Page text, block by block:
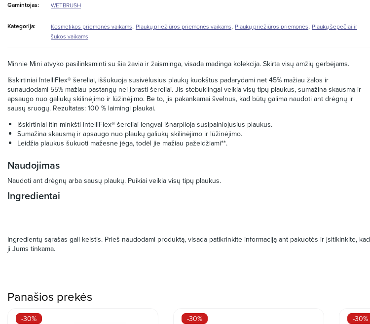
Gamintojas: WETBRUSH
Kategorija: Kosmetikos priemonės vaikams, Plaukų priežiūros priemonės vaikams, Plaukų priežiūros priemonės, Plaukų šepečiai ir
šukos vaikams
Minnie Mini atvyko pasilinksminti su šia žavia ir žaisminga, visada madinga kolekcija. Skirta visų amžių gerbėjams.
Išskirtiniai IntelliFlex® šereliai, iššukuoja susivėlusius plaukų kuokštus padarydami net 45% mažiau žalos ir
sunaudodami 55% mažiau pastangų nei įprasti šereliai. Jis stebuklingai veikia visų tipų plaukus, sumažina skausmą ir
apsaugo nuo galiukų skilinėjimo ir lūžinėjimo. Be to, jis pakankamai švelnus, kad būtų galima naudoti ant drėgnų ir
sausų sruogų. Rezultatas: 100 % laimingi plaukai.
Išskirtiniai itin minkšti IntelliFlex® šereliai lengvai išnarplioja susipainiojusius plaukus.
Sumažina skausmą ir apsaugo nuo plaukų galiukų skilinėjimo ir lūžinėjimo.
Leidžia plaukus šukuoti mažesne jėga, todėl jie mažiau pažeidžiami**.
Naudojimas
Naudoti ant drėgnų arba sausų plaukų. Puikiai veikia visų tipų plaukus.
Ingredientai
Ingredientų sąrašas gali keistis. Prieš naudodami produktą, visada patikrinkite informaciją ant pakuotės ir įsitikinkite, kad
ji Jums tinkama.
Panašios prekės
-30% -30% -30%